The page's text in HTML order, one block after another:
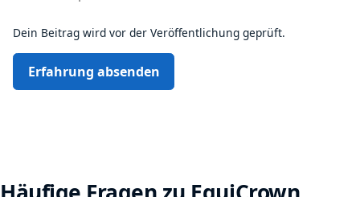
Dein Beitrag wird vor der Veröffentlichung geprüft.
Erfahrung absenden